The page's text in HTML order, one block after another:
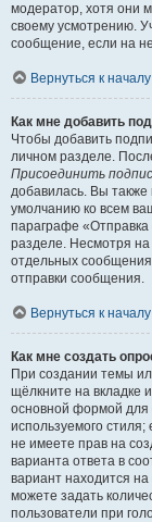
модератор, хотя они
своему усмотрению.
сообщение, если на
Вернуться к началу
Как мне добавить
Чтобы добавить
личном разделе.
Присоединить
добавилась. Вы
умолчанию ко всем
параграфе
разделе. Несмотря
отдельных
отправки сообщения.
Вернуться к началу
Как мне создать
При создании темы
щёлкните на вкладке
основной формой для
используемого
не имеете прав на
варианта ответа в
вариант находится на
можете задать
пользователи при